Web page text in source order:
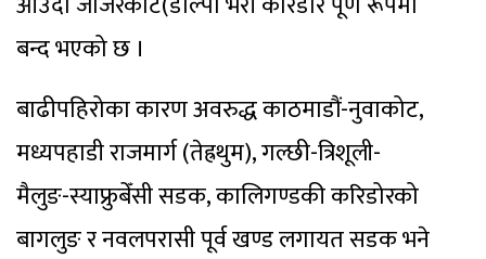
बन्द भएको छ ।
बाढीपहिरोका कारण अवरुद्ध काठमाडौं-नुवाकोट,
मध्यपहाडी राजमार्ग (तेह्रथुम), गल्छी-त्रिशूली-
मैलुङ-स्याफ्रुबेँसी सडक, कालिगण्डकी करिडोरको
बागलुङ र नवलपरासी पूर्व खण्ड लगायत सडक भने